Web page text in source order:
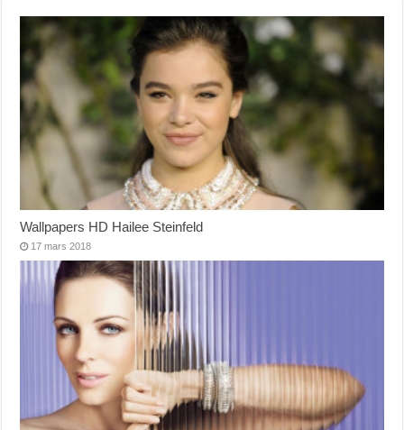
Wallpapers HD Hailee Steinfeld
17 mars 2018